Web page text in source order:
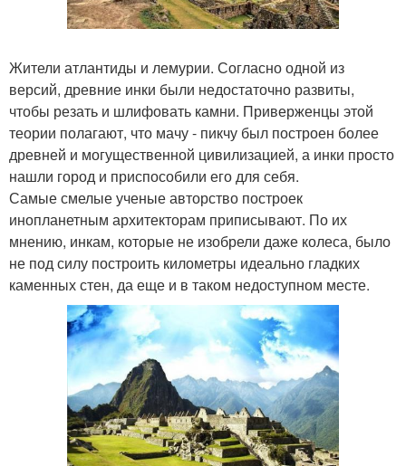
Жители атлантиды и лемурии. Согласно одной из
версий, древние инки были недостаточно развиты,
чтобы резать и шлифовать камни. Приверженцы этой
теории полагают, что мачу - пикчу был построен более
древней и могущественной цивилизацией, а инки просто
нашли город и приспособили его для себя.
Самые смелые ученые авторство построек
инопланетным архитекторам приписывают. По их
мнению, инкам, которые не изобрели даже колеса, было
не под силу построить километры идеально гладких
каменных стен, да еще и в таком недоступном месте.